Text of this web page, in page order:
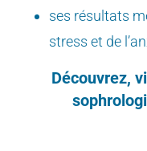
ses résultats
stress et de
Découvrez,